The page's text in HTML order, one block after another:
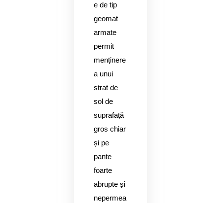
e de tip
geomat
armate
permit
menținere
a unui
strat de
sol de
suprafață
gros chiar
și pe
pante
foarte
abrupte și
nepermea